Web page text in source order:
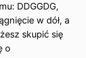
DDGGDG,
w dół, a
skupić się
o